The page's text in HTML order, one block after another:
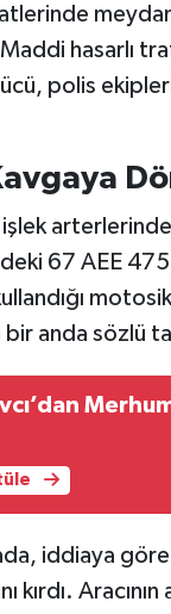
hasarlı
polis
67 AEE
bir anda sözlü
iddiaya
Aracının